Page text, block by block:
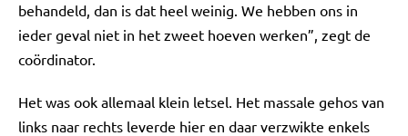
behandeld, dan is dat heel weinig. We hebben ons in
ieder geval niet in het zweet hoeven werken”, zegt de
coördinator.
Het was ook allemaal klein letsel. Het massale gehos van
links naar rechts leverde hier en daar verzwikte enkels